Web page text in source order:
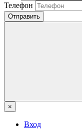
Телефон
Отправить
×
Вход